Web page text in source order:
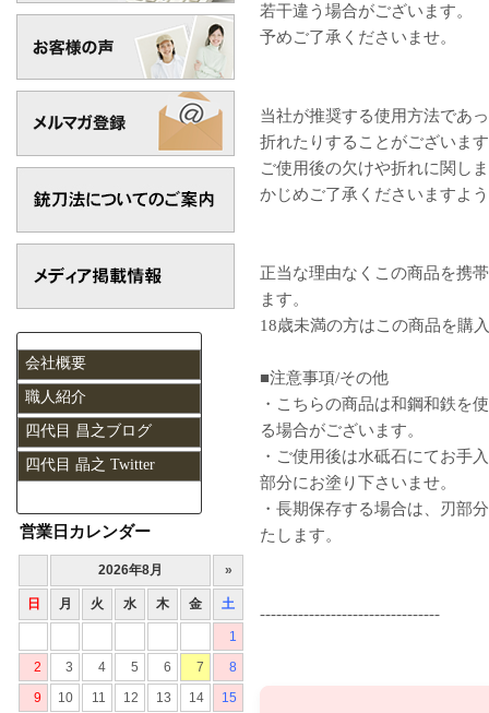
若干違う場合がございます。
予めご了承くださいませ。
当社が推奨する使用方法であ
折れたりすることがございま
ご使用後の欠けや折れに関し
かじめご了承くださいますよ
正当な理由なくこの商品を携
ます。
18歳未満の方はこの商品を購
■注意事項/その他
・こちらの商品は和鋼和鉄を
る場合がございます。
・ご使用後は水砥石にてお手
部分にお塗り下さいませ。
・長期保存する場合は、刃部
たします。
---------------------------------
会社概要
職人紹介
四代目 昌之ブログ
四代目 晶之 Twitter
営業日カレンダー